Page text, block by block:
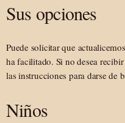
Sus opciones
Puede solicitar que
ha facilitado. Si no desea
las instrucciones para darse de
Niños